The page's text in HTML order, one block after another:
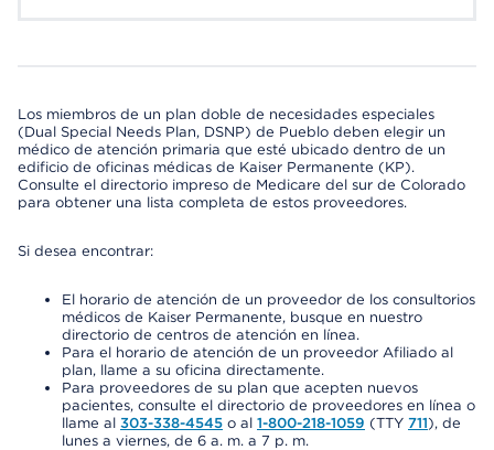
Los miembros de un plan doble de necesidades especiales
(Dual Special Needs Plan, DSNP) de Pueblo deben elegir un
médico de atención primaria que esté ubicado dentro de un
edificio de oficinas médicas de Kaiser Permanente (KP).
Consulte el directorio impreso de Medicare del sur de Colorado
para obtener una lista completa de estos proveedores.
Si desea encontrar:
El horario de atención de un proveedor de los consultorios
médicos de Kaiser Permanente, busque en nuestro
directorio de centros de atención en línea.
Para el horario de atención de un proveedor Afiliado al
plan, llame a su oficina directamente.
Para proveedores de su plan que acepten nuevos
pacientes, consulte el directorio de proveedores en línea o
llame al 303-338-4545 o al 1-800-218-1059 (TTY 711), de
lunes a viernes, de 6 a. m. a 7 p. m.